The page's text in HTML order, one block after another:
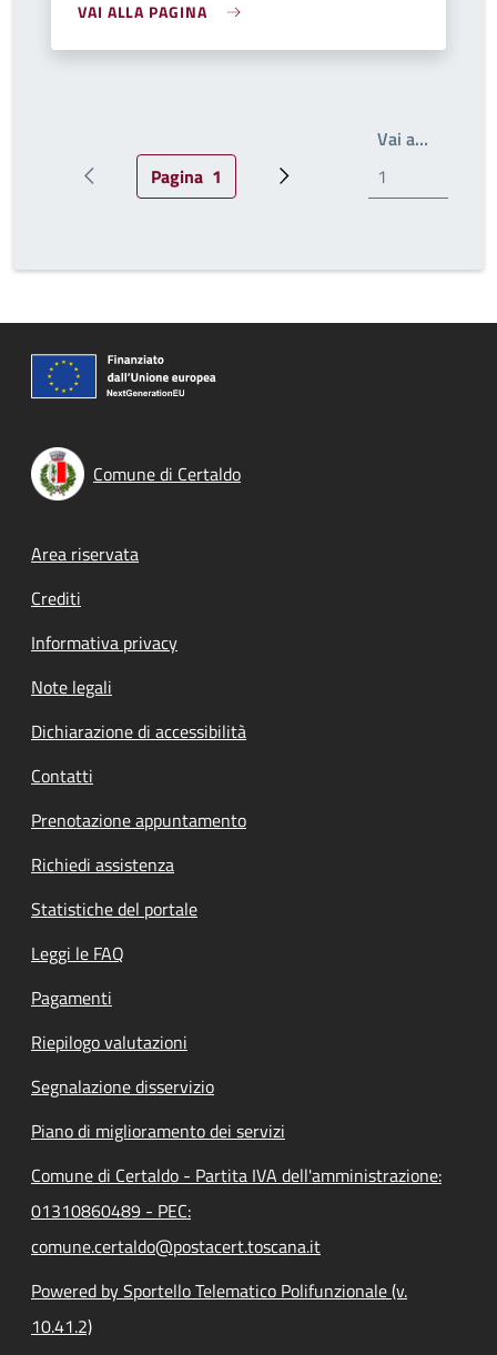
VAI ALLA PAGINA
Pagina precedentePagina attuale
Pagina 1 Pagina successiva
Vai a…
Comune di Certaldo
Footer menu
Area riservata
Crediti
Informativa privacy
Note legali
Dichiarazione di accessibilità
Contatti
Prenotazione appuntamento
Richiedi assistenza
Statistiche del portale
Leggi le FAQ
Pagamenti
Riepilogo valutazioni
Segnalazione disservizio
Piano di miglioramento dei servizi
Comune di Certaldo - Partita IVA dell'amministrazione:
01310860489 - PEC:
comune.certaldo@postacert.toscana.it
Powered by Sportello Telematico Polifunzionale (v.
10.41.2)